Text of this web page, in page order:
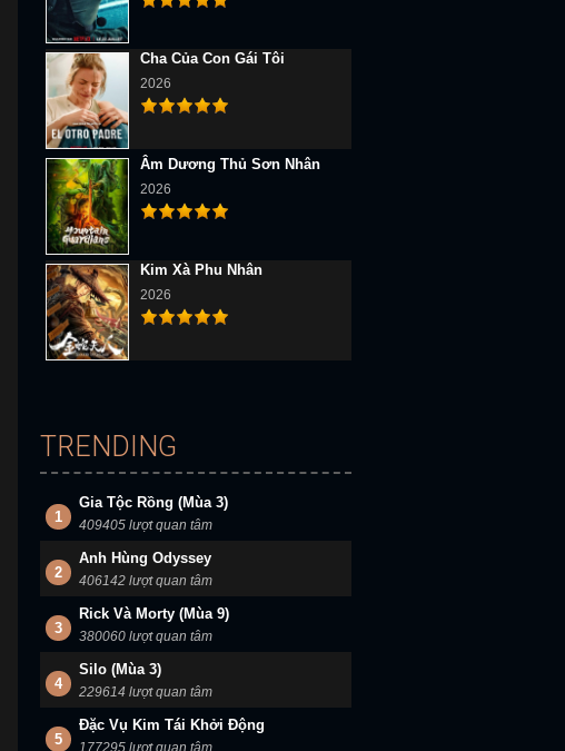
Cha Của Con Gái Tôi
2026
Âm Dương Thủ Sơn Nhân
2026
Kim Xà Phu Nhân
2026
TRENDING
1
Gia Tộc Rồng (Mùa 3)
409405 lượt quan tâm
2
Anh Hùng Odyssey
406142 lượt quan tâm
3
Rick Và Morty (Mùa 9)
380060 lượt quan tâm
4
Silo (Mùa 3)
229614 lượt quan tâm
5
Đặc Vụ Kim Tái Khởi Động
177295 lượt quan tâm